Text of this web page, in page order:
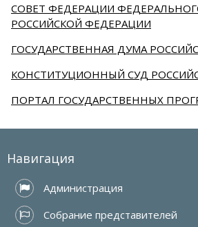
СОВЕТ ФЕДЕРАЦИИ
РОССИЙСКОЙ ФЕДЕРАЦИИ
ГОСУДАРСТВЕННАЯ ДУМА
КОНСТИТУЦИОННЫЙ СУД
ПОРТАЛ ГОСУДАРСТВЕННЫХ
Навигация
Администрация
Собрание представителей